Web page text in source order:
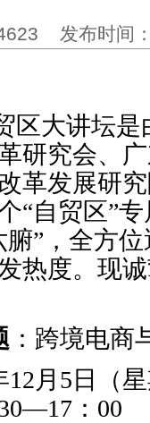
发布时间
区大讲坛
研究会、
革发展研
“自贸区”
”，全方
热度。现
：跨境电商
12月5日（
：00